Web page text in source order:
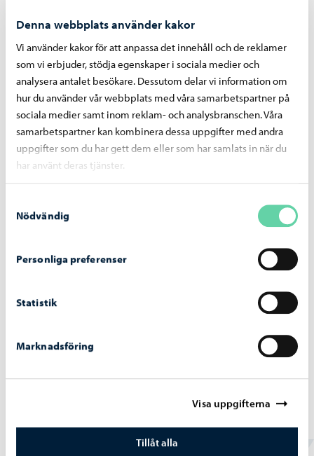
Denna webbplats använder kakor
Vi använder kakor för att anpassa det innehåll och de reklamer
som vi erbjuder, stödja egenskaper i sociala medier och
analysera antalet besökare. Dessutom delar vi information om
hur du använder vår webbplats med våra samarbetspartner på
sociala medier samt inom reklam- och analysbranschen. Våra
samarbetspartner kan kombinera dessa uppgifter med andra
uppgifter som du har gett dem eller som har samlats in när du
har använt deras tjänster.
Nödvändig
Personliga preferenser
Statistik
Marknadsföring
Visa uppgifterna
Tillåt alla
Liknande nyheter
Sysselsättning - 06.08.2026
Jobbsökarprofilen blir en del av
jobbsökningen från och med 1 september
Nämnden för sysselsättningsområdet, beslut
Borgå stad informerar-13.05.2026
Nämnden för sysselsättningsområdet, beslut
13.5.2026